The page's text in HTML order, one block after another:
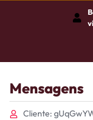
Mensagens
Cliente: